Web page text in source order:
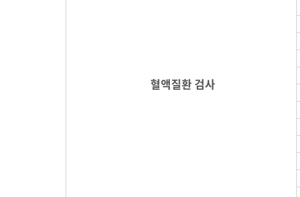
혈액질환 검사